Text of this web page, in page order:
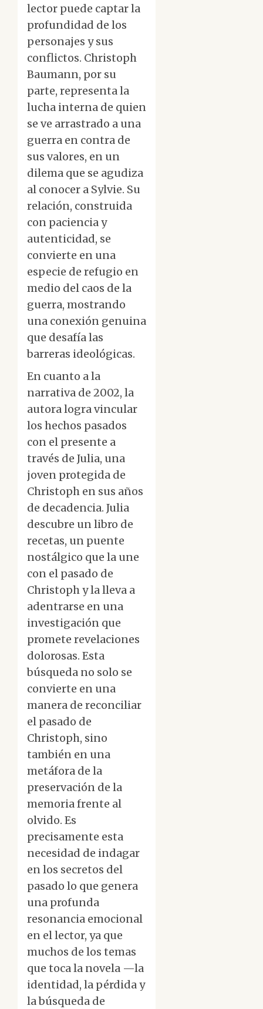
lector puede captar la
profundidad de los
personajes y sus
conflictos. Christoph
Baumann, por su
parte, representa la
lucha interna de quien
se ve arrastrado a una
guerra en contra de
sus valores, en un
dilema que se agudiza
al conocer a Sylvie. Su
relación, construida
con paciencia y
autenticidad, se
convierte en una
especie de refugio en
medio del caos de la
guerra, mostrando
una conexión genuina
que desafía las
barreras ideológicas.
En cuanto a la
narrativa de 2002, la
autora logra vincular
los hechos pasados
con el presente a
través de Julia, una
joven protegida de
Christoph en sus años
de decadencia. Julia
descubre un libro de
recetas, un puente
nostálgico que la une
con el pasado de
Christoph y la lleva a
adentrarse en una
investigación que
promete revelaciones
dolorosas. Esta
búsqueda no solo se
convierte en una
manera de reconciliar
el pasado de
Christoph, sino
también en una
metáfora de la
preservación de la
memoria frente al
olvido. Es
precisamente esta
necesidad de indagar
en los secretos del
pasado lo que genera
una profunda
resonancia emocional
en el lector, ya que
muchos de los temas
que toca la novela —la
identidad, la pérdida y
la búsqueda de